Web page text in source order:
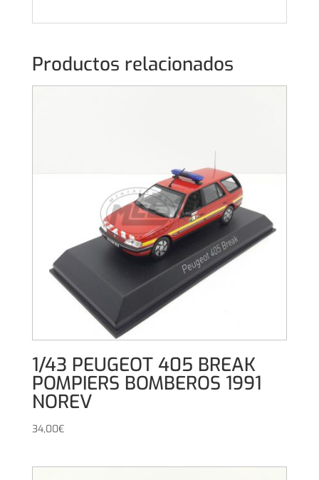
Productos relacionados
1/43 PEUGEOT 405 BREAK
POMPIERS BOMBEROS 1991
NOREV
34,00€